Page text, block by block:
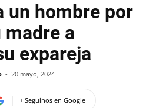
un hombre por
madre a
expareja
- 20 mayo, 2024
+ Seguinos en Google